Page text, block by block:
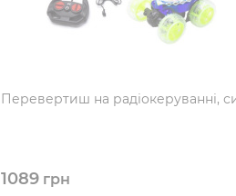
Перевертиш на радіокеруванні,
1089грн